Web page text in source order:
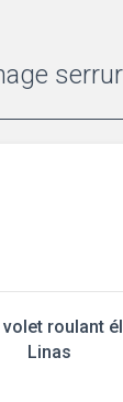
volet roulant
Linas